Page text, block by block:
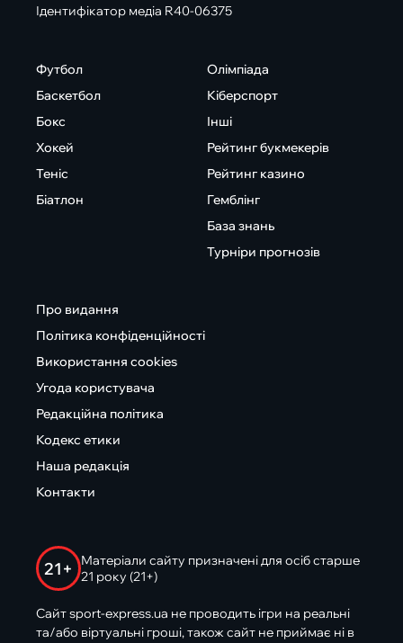
Ідентифікатор медіа R40-06375
Футбол
Баскетбол
Бокс
Хокей
Теніс
Біатлон
Олімпіада
Кіберспорт
Інші
Рейтинг букмекерів
Рейтинг казино
Гемблінг
База знань
Турніри прогнозів
Про видання
Політика конфіденційності
Використання cookies
Угода користувача
Редакційна політика
Кодекс етики
Наша редакція
Контакти
21+
Матеріали сайту призначені для осіб старше
21 року (21+)
Сайт sport-express.ua не проводить ігри на реальні
та/або віртуальні гроші, також сайт не приймає ні в